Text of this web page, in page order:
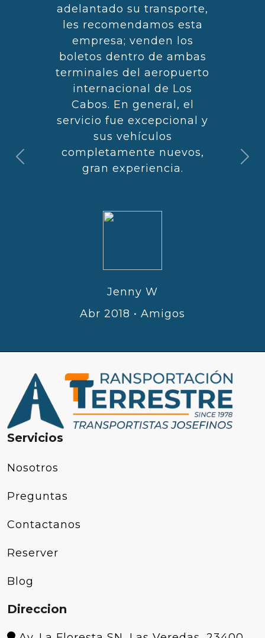
adelantado su transporte,
les recomendamos esta
empresa; venden los
boletos dentro de ambas
terminales del aeropuerto
internacional de Los
Cabos. En general, el
servicio fue excepcional y
sus vehículos
completamente nuevos,
gran experiencia.
Jenny W
Abr 2018 • Amigos
Anterior
Servicios
Nosotros
Preguntas
Contactanos
Reserver
Blog
Direccion